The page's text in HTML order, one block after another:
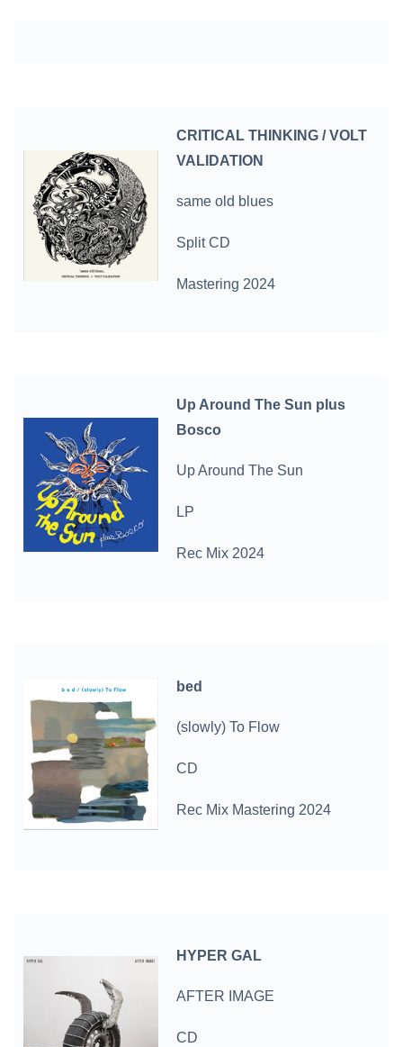
CRITICAL THINKING / VOLT
VALIDATION
same old blues
Split CD
Mastering 2024
Up Around The Sun plus
Bosco
Up Around The Sun
LP
Rec Mix 2024
bed
(slowly) To Flow
CD
Rec Mix Mastering 2024
HYPER GAL
AFTER IMAGE
CD